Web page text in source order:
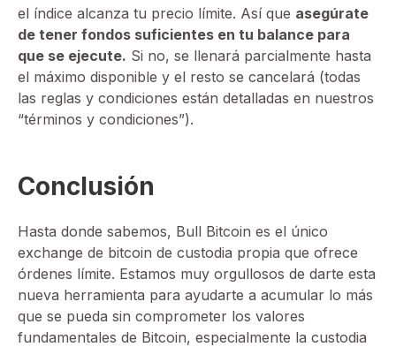
el índice alcanza tu precio límite. Así que asegúrate
de tener fondos suficientes en tu balance para
que se ejecute. Si no, se llenará parcialmente hasta
el máximo disponible y el resto se cancelará (todas
las reglas y condiciones están detalladas en nuestros
“términos y condiciones”).
Conclusión
Hasta donde sabemos, Bull Bitcoin es el único
exchange de bitcoin de custodia propia que ofrece
órdenes límite. Estamos muy orgullosos de darte esta
nueva herramienta para ayudarte a acumular lo más
que se pueda sin comprometer los valores
fundamentales de Bitcoin, especialmente la custodia